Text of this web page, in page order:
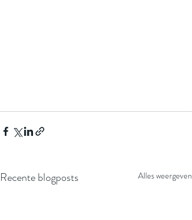
Recente blogposts Alles weergeven